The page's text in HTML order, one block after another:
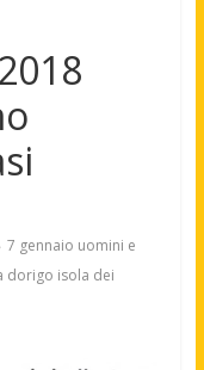
7 gennaio uomini e
dorigo isola dei